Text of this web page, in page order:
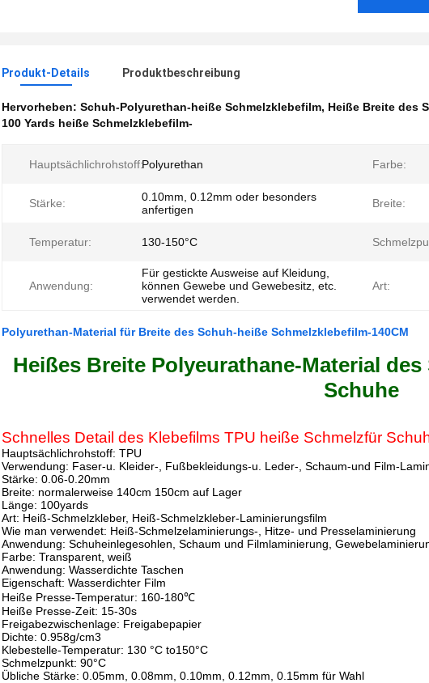
Produkt-Details Produktbeschreibung
Hervorheben: Schuh-Polyurethan-heiße Schmelzklebefilm, Heiße Breite des
100 Yards heiße Schmelzklebefilm-
Hauptsächlichrohstoff:Polyurethan Farbe:
Stärke:
0.10mm, 0.12mm oder besonders
anfertigen
Breite:
Temperatur: 130-150°C
Anwendung:
Für gestickte Ausweise auf Kleidung,
können Gewebe und Gewebesitz, etc.
verwendet werden.
Art:
Polyurethan-Material für Breite des Schuh-heiße Schmelzklebefilm-140CM
Heißes Breite Polyeurathane-Material
Schuhe
Schnelles Detail des Klebefilms TPU heiße Schmelzfür
Hauptsächlichrohstoff: TPU
Verwendung: Faser-u. Kleider-, Fußbekleidungs-u. Leder-, Schaum-und Film-
Stärke: 0.06-0.20mm
Breite: normalerweise 140cm 150cm auf Lager
Länge: 100yards
Art: Heiß-Schmelzkleber, Heiß-Schmelzkleber-Laminierungsfilm
Wie man verwendet: Heiß-Schmelzelaminierungs-, Hitze- und Presselaminierung
Anwendung: Schuheinlegesohlen, Schaum und Filmlaminierung,
Farbe: Transparent, weiß
Anwendung: Wasserdichte Taschen
Eigenschaft: Wasserdichter Film
Heiße Presse-Temperatur: 160-180℃
Heiße Presse-Zeit: 15-30s
Freigabezwischenlage: Freigabepapier
Dichte: 0.958g/cm3
Klebestelle-Temperatur: 130 °C to150°C
Schmelzpunkt: 90°C
Übliche Stärke: 0.05mm, 0.08mm, 0.10mm, 0.12mm, 0.15mm für Wahl